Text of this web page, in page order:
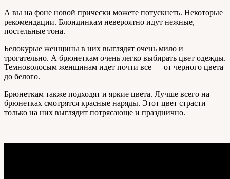
А вы на фоне новой прически можете потускнеть. Некоторые
рекомендации. Блондинкам невероятно идут нежные,
постельные тона.
Белокурые женщины в них выглядят очень мило и
трогательно. А брюнеткам очень легко выбирать цвет одежды.
Темноволосым женщинам идет почти все — от черного цвета
до белого.
Брюнеткам также подходят и яркие цвета. Лучше всего на
брюнетках смотрятся красные наряды. Этот цвет страсти
только на них выглядит потрясающе и празднично.